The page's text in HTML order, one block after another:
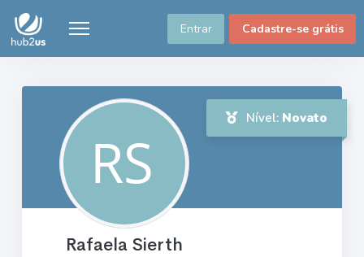
Entrar Cadastre-se grátis
Nível: Novato
Rafaela Sierth